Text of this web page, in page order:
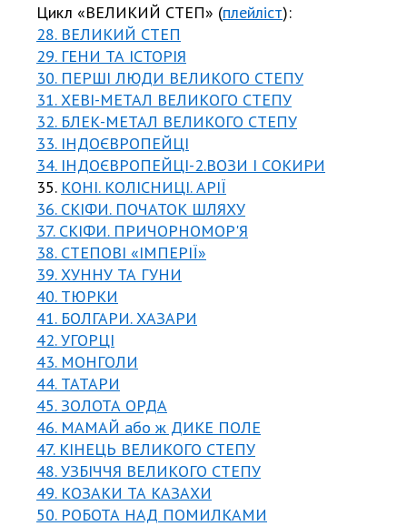
Цикл «ВЕЛИКИЙ СТЕП» (плейліст):
28. ВЕЛИКИЙ СТЕП
29. ГЕНИ ТА ІСТОРІЯ
30. ПЕРШІ ЛЮДИ ВЕЛИКОГО СТЕПУ
31. ХЕВІ-МЕТАЛ ВЕЛИКОГО СТЕПУ
32. БЛЕК-МЕТАЛ ВЕЛИКОГО СТЕПУ
33. ІНДОЄВРОПЕЙЦІ
34. ІНДОЄВРОПЕЙЦІ-2.ВОЗИ І СОКИРИ
35. КОНІ. КОЛІСНИЦІ. АРІЇ
36. СКІФИ. ПОЧАТОК ШЛЯХУ
37. СКІФИ. ПРИЧОРНОМОР'Я
38. СТЕПОВІ «ІМПЕРІЇ»
39. ХУННУ ТА ГУНИ
40. ТЮРКИ
41. БОЛГАРИ. ХАЗАРИ
42. УГОРЦІ
43. МОНГОЛИ
44. ТАТАРИ
45. ЗОЛОТА ОРДА
46. МАМАЙ або ж ДИКЕ ПОЛЕ
47. КІНЕЦЬ ВЕЛИКОГО СТЕПУ
48. УЗБІЧЧЯ ВЕЛИКОГО СТЕПУ
49. КОЗАКИ ТА КАЗАХИ
50. РОБОТА НАД ПОМИЛКАМИ